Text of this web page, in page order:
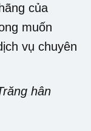
của
muốn
vụ chuyên
hân